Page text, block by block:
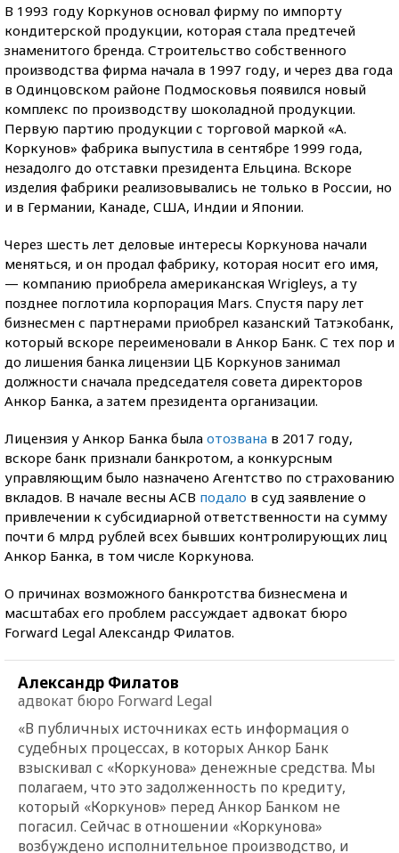
В 1993 году Коркунов основал фирму по импорту
кондитерской продукции, которая стала предтечей
знаменитого бренда. Строительство собственного
производства фирма начала в 1997 году, и через два года
в Одинцовском районе Подмосковья появился новый
комплекс по производству шоколадной продукции.
Первую партию продукции с торговой маркой «А.
Коркунов» фабрика выпустила в сентябре 1999 года,
незадолго до отставки президента Ельцина. Вскоре
изделия фабрики реализовывались не только в России, но
и в Германии, Канаде, США, Индии и Японии.
Через шесть лет деловые интересы Коркунова начали
меняться, и он продал фабрику, которая носит его имя,
— компанию приобрела американская Wrigleys, а ту
позднее поглотила корпорация Mars. Спустя пару лет
бизнесмен с партнерами приобрел казанский Татэкобанк,
который вскоре переименовали в Анкор Банк. С тех пор и
до лишения банка лицензии ЦБ Коркунов занимал
должности сначала председателя совета директоров
Анкор Банка, а затем президента организации.
Лицензия у Анкор Банка была отозвана в 2017 году,
вскоре банк признали банкротом, а конкурсным
управляющим было назначено Агентство по страхованию
вкладов. В начале весны АСВ подало в суд заявление о
привлечении к субсидиарной ответственности на сумму
почти 6 млрд рублей всех бывших контролирующих лиц
Анкор Банка, в том числе Коркунова.
О причинах возможного банкротства бизнесмена и
масштабах его проблем рассуждает адвокат бюро
Forward Legal Александр Филатов.
Александр Филатов
адвокат бюро Forward Legal
«В публичных источниках есть информация о
судебных процессах, в которых Анкор Банк
взыскивал с «Коркунова» денежные средства. Мы
полагаем, что это задолженность по кредиту,
который «Коркунов» перед Анкор Банком не
погасил. Сейчас в отношении «Коркунова»
возбуждено исполнительное производство, и